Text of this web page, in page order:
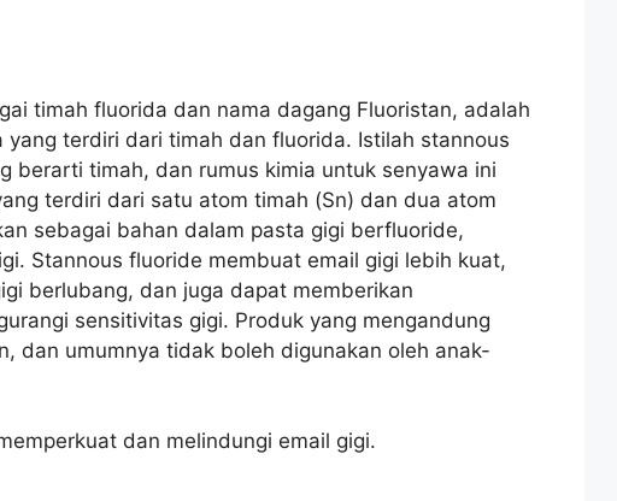
timah fluorida dan nama dagang Fluoristan, adalah
terdiri dari timah dan fluorida. Istilah stannous
berarti timah, dan rumus kimia untuk senyawa ini
terdiri dari satu atom timah (Sn) dan dua atom
sebagai bahan dalam pasta gigi berfluoride,
Stannous fluoride membuat email gigi lebih kuat,
berlubang, dan juga dapat memberikan
sensitivitas gigi. Produk yang mengandung
dan umumnya tidak boleh digunakan oleh anak-
dan melindungi email gigi.